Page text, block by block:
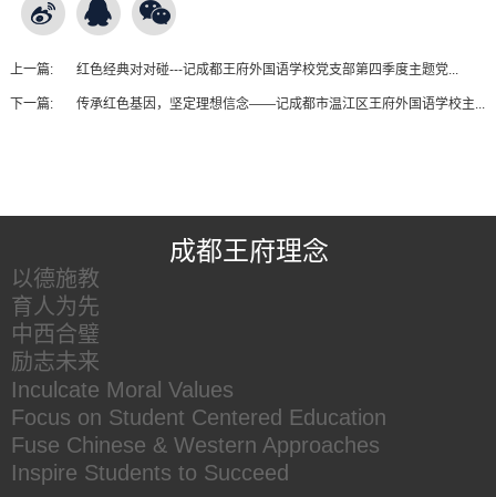
上一篇: 红色经典对对碰---记成都王府外国语学校党支部第四季度主题党...
下一篇: 传承红色基因，坚定理想信念——记成都市温江区王府外国语学校主...
成都王府理念
以德施教
育人为先
中西合璧
励志未来
Inculcate Moral Values
Focus on Student Centered Education
Fuse Chinese & Western Approaches
Inspire Students to Succeed